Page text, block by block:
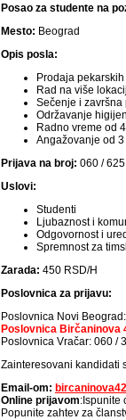
Posao za studente na
Mesto: Beograd
Opis posla:
Prodaja
Rad na više
Sečenje i završna
Održavanje
Radno vreme od
Angažovanje od
Prijava na broj: 060 /
Uslovi:
Studenti
Ljubaznost i
Odgovornost i
Spremnost za
Zarada: 450 RSD/H
Poslovnica za prijavu:
Poslovnica Novi
Poslovnica Birčaninova
Poslovnica Vračar: 060 /
Zainteresovani kandidati
Email-om:
Online prijavom:Ispunite
Popunite zahtev za